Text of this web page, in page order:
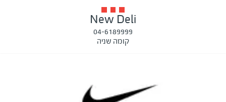
New Deli
04-6189999
קומה שניה